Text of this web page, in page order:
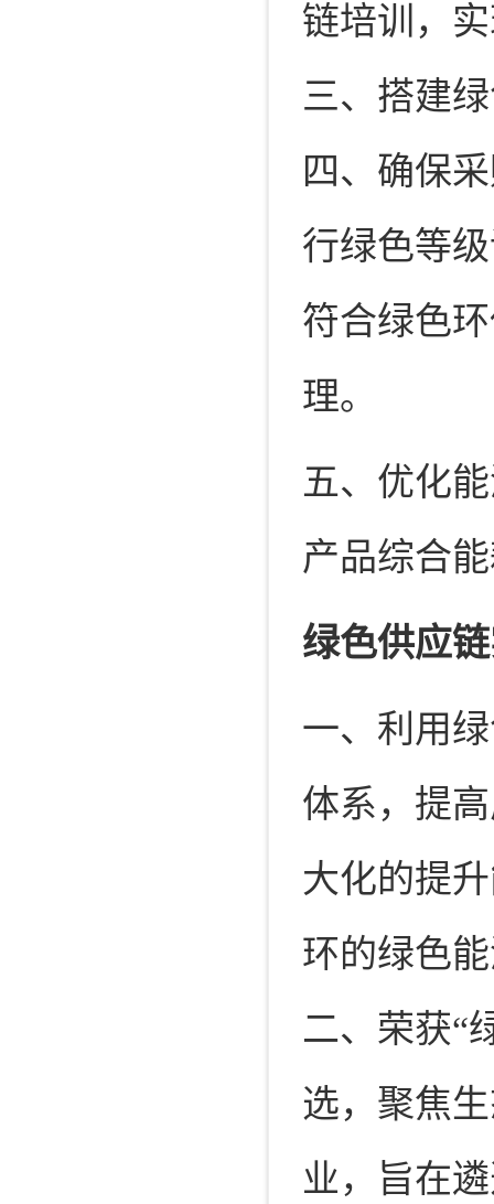
链培训，
三、搭建
四、确保
行绿色等
符合绿色
理。
五、优化
产品综合
绿色供应
一、利用
体系，提
大化的提
环的绿色
二、荣获“
选，聚焦
业，旨在